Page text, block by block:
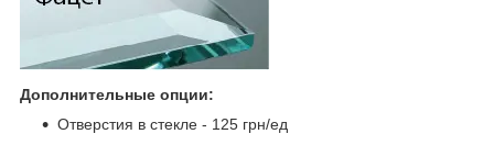
Дополнительные опции:
Отверстия в стекле - 125 грн/ед